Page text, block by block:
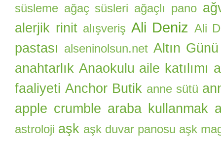
süsleme ağaç süsleri ağaçlı pano
alerjik rinit alışveriş Ali Deniz Ali
pastası alseninolsun.net Altın Günü
anahtarlık Anaokulu aile katılımı
faaliyeti Anchor Butik anne sütü
apple crumble araba kullanmak
astroloji aşk aşk duvar panosu aşk